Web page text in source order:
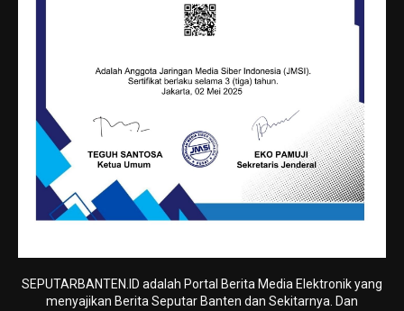
SEPUTARBANTEN.ID adalah Portal Berita Media Elektronik yang
menyajikan Berita Seputar Banten dan Sekitarnya. Dan